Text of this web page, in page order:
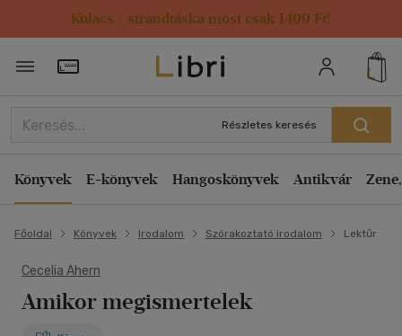
Kulacs / strandtáska most csak 1499 Ft!
Törzsvásárlói Kártya adatai
Részletes keresés
Könyvek E-könyvek Hangoskönyvek Antikvár
Főoldal Könyvek Irodalom Szórakoztató irodalom Lektűr
Cecelia Ahern
Amikor megismertelek